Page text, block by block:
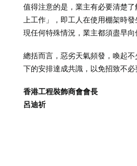
值得注意的是，業主有必要清楚
上工作」，即工人在使用棚架時
現任何特殊情況，業主都須盡早
總括而言，惡劣天氣頻發，喚起
下的安排達成共識，以免招致不必
香港工程裝飾商會會長
呂迪祈